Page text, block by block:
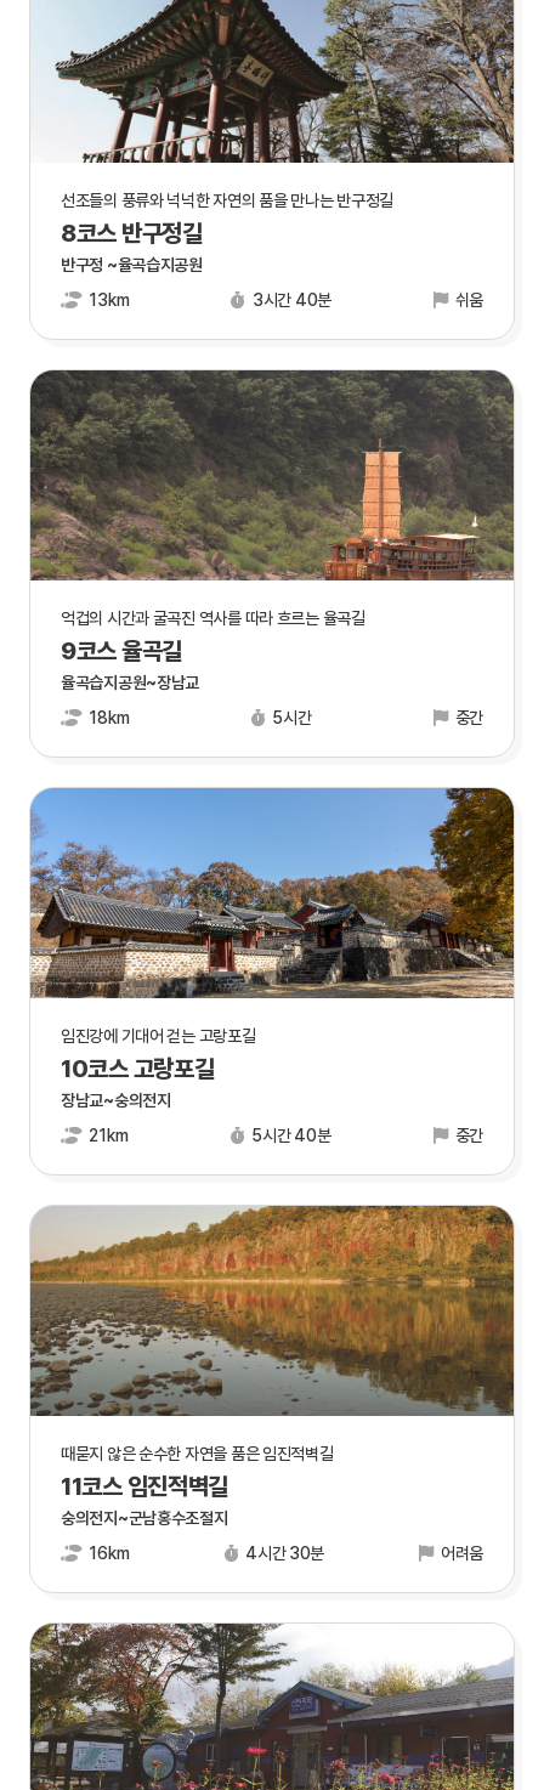
선조들의 풍류와 넉넉한 자연의 품을 만나는 반구정길
8코스 반구정길
반구정 ~율곡습지공원
13km
3시간 40분 쉬움
억겁의 시간과 굴곡진 역사를 따라 흐르는 율곡길
9코스 율곡길
율곡습지공원~장남교
18km
5시간 중간
임진강에 기대어 걷는 고랑포길
10코스 고랑포길
장남교~숭의전지
21km
5시간 40분 중간
때묻지 않은 순수한 자연을 품은 임진적벽길
11코스 임진적벽길
숭의전지~군남홍수조절지
16km
4시간 30분 어려움